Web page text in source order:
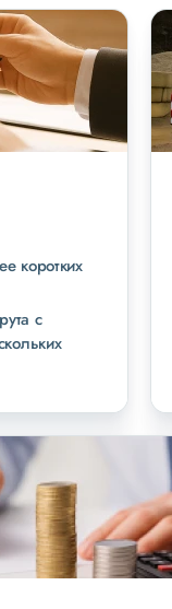
коротких
с